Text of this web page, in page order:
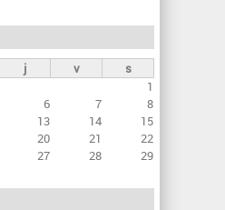
j v
s
1
6 7
8
13 14
15
20 21
22
27 28
29